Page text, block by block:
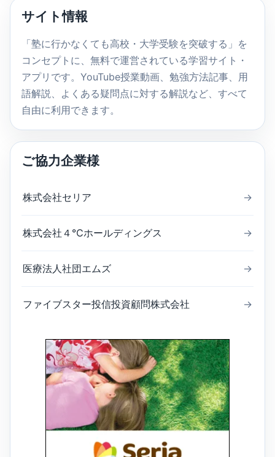
検
索
サイト情報
「塾に行かなくても高校・大学受験を突破する」を
コンセプトに、無料で運営されている学習サイト・
アプリです。YouTube授業動画、勉強方法記事、用
語解説、よくある疑問点に対する解説など、すべて
自由に利用できます。
ご協力企業様
株式会社セリア →
株式会社４℃ホールディングス →
医療法人社団エムズ →
ファイブスター投信投資顧問株式会社 →